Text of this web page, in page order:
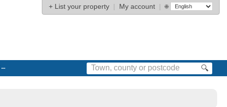
+ List your property | My account | 🌐
🔍